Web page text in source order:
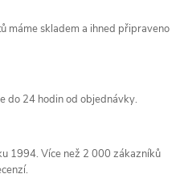
máme skladem a ihned připraveno
do 24 hodin od objednávky.
1994. Více než 2 000 zákazníků